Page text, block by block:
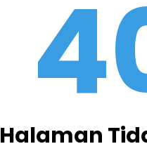
Halaman